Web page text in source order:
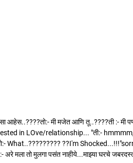
मी मजेत आणि तू..????ती :- मी
in LOve/relationship... "ती:-
What..????????? ??I'm
मला तो मुलगा पसंत नाहीये...माझ्या घरचे